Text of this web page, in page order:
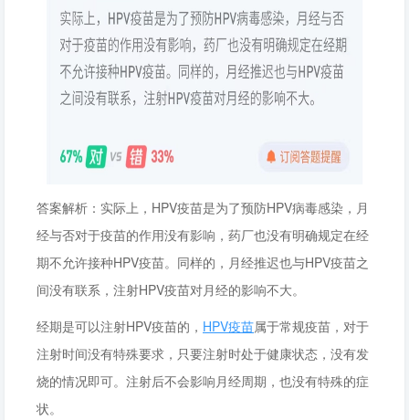
答案解析：实际上，HPV疫苗是为了预防HPV病毒感染，月
经与否对于疫苗的作用没有影响，药厂也没有明确规定在经
期不允许接种HPV疫苗。同样的，月经推迟也与HPV疫苗之
间没有联系，注射HPV疫苗对月经的影响不大。
经期是可以注射HPV疫苗的， HPV疫苗属于常规疫苗，对于
注射时间没有特殊要求，只要注射时处于健康状态，没有发
烧的情况即可。注射后不会影响月经周期，也没有特殊的症
状。